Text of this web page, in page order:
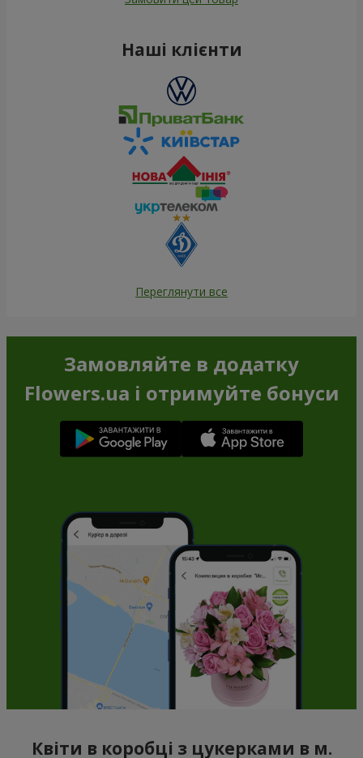
Наші клієнти
Переглянути все
Замовляйте в додатку
Flowers.ua і отримуйте бонуси
Квіти в коробці з цукерками в м.